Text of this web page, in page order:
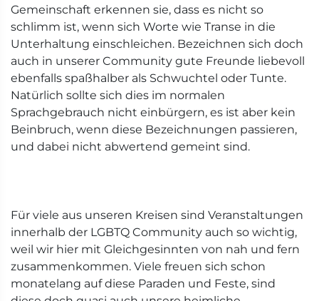
Gemeinschaft erkennen sie, dass es nicht so
schlimm ist, wenn sich Worte wie Transe in die
Unterhaltung einschleichen. Bezeichnen sich doch
auch in unserer Community gute Freunde liebevoll
ebenfalls spaßhalber als Schwuchtel oder Tunte.
Natürlich sollte sich dies im normalen
Sprachgebrauch nicht einbürgern, es ist aber kein
Beinbruch, wenn diese Bezeichnungen passieren,
und dabei nicht abwertend gemeint sind.
Für viele aus unseren Kreisen sind Veranstaltungen
innerhalb der LGBTQ Community auch so wichtig,
weil wir hier mit Gleichgesinnten von nah und fern
zusammenkommen. Viele freuen sich schon
monatelang auf diese Paraden und Feste, sind